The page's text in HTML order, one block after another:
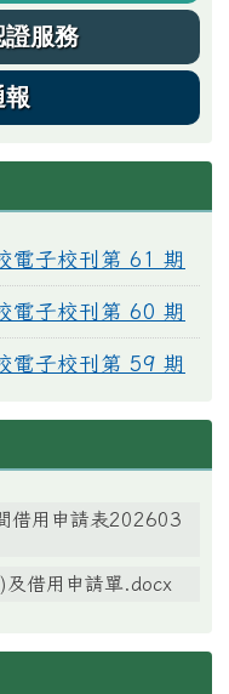
證服務
報
電子校刊第 61 期
電子校刊第 60 期
電子校刊第 59 期
借用申請表202603
及借用申請單.docx